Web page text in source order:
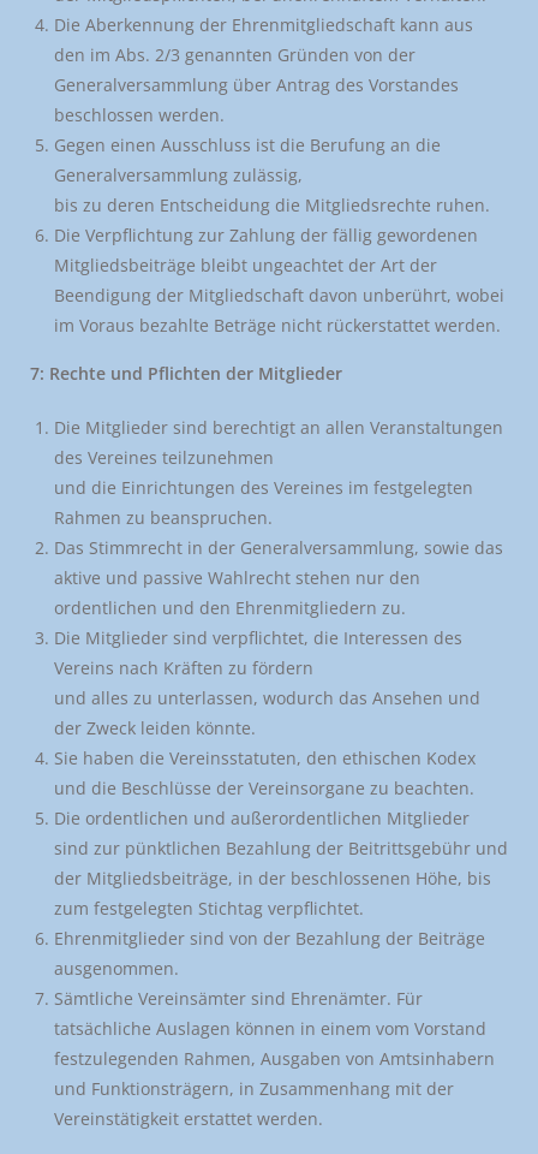
Die Aberkennung der Ehrenmitgliedschaft kann aus
den im Abs. 2/3 genannten Gründen von der
Generalversammlung über Antrag des Vorstandes
beschlossen werden.
Gegen einen Ausschluss ist die Berufung an die
Generalversammlung zulässig,
bis zu deren Entscheidung die Mitgliedsrechte ruhen.
Die Verpflichtung zur Zahlung der fällig gewordenen
Mitgliedsbeiträge bleibt ungeachtet der Art der
Beendigung der Mitgliedschaft davon unberührt, wobei
im Voraus bezahlte Beträge nicht rückerstattet werden.
7: Rechte und Pflichten der Mitglieder
Die Mitglieder sind berechtigt an allen Veranstaltungen
des Vereines teilzunehmen
und die Einrichtungen des Vereines im festgelegten
Rahmen zu beanspruchen.
Das Stimmrecht in der Generalversammlung, sowie das
aktive und passive Wahlrecht stehen nur den
ordentlichen und den Ehrenmitgliedern zu.
Die Mitglieder sind verpflichtet, die Interessen des
Vereins nach Kräften zu fördern
und alles zu unterlassen, wodurch das Ansehen und
der Zweck leiden könnte.
Sie haben die Vereinsstatuten, den ethischen Kodex
und die Beschlüsse der Vereinsorgane zu beachten.
Die ordentlichen und außerordentlichen Mitglieder
sind zur pünktlichen Bezahlung der Beitrittsgebühr und
der Mitgliedsbeiträge, in der beschlossenen Höhe, bis
zum festgelegten Stichtag verpflichtet.
Ehrenmitglieder sind von der Bezahlung der Beiträge
ausgenommen.
Sämtliche Vereinsämter sind Ehrenämter. Für
tatsächliche Auslagen können in einem vom Vorstand
festzulegenden Rahmen, Ausgaben von Amtsinhabern
und Funktionsträgern, in Zusammenhang mit der
Vereinstätigkeit erstattet werden.